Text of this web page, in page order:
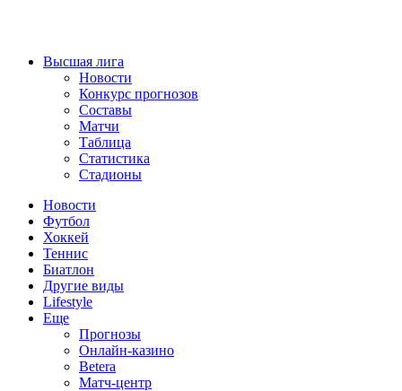
Высшая лига
Новости
Конкурс прогнозов
Составы
Матчи
Таблица
Статистика
Стадионы
Новости
Футбол
Хоккей
Теннис
Биатлон
Другие виды
Lifestyle
Еще
Прогнозы
Онлайн-казино
Betera
Матч-центр